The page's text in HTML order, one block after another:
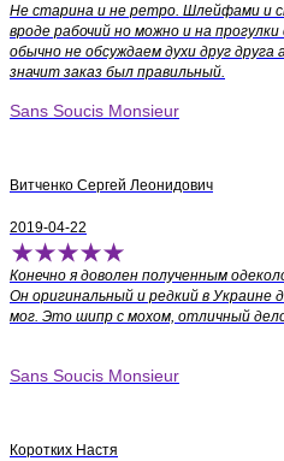
Не старина и не ретро. Шлейфами и
вроде рабочий но можно и на
обычно не обсуждаем духи друг друга
значит заказ был правильный.
Sans Soucis Monsieur
Витченко Сергей Леонидович
2019-04-22
Конечно я доволен полученным
Он оригинальный и редкий в Украине
мог. Это шипр с мохом, отличный
Sans Soucis Monsieur
Коротких Настя